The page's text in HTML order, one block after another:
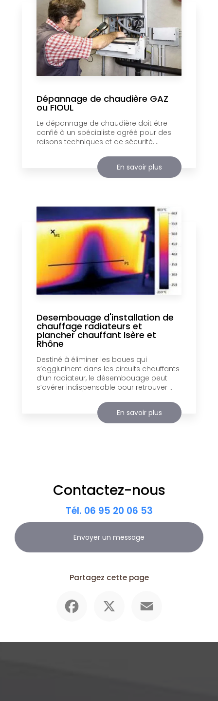
Dépannage de chaudière GAZ
ou FIOUL
Le dépannage de chaudière doit être
confié à un spécialiste agréé pour des
raisons techniques et de sécurité....
En savoir plus
Desembouage d'installation de
chauffage radiateurs et
plancher chauffant Isère et
Rhône
Destiné à éliminer les boues qui
s’agglutinent dans les circuits chauffants
d’un radiateur, le désembouage peut
s’avérer indispensable pour retrouver ...
En savoir plus
Contactez-nous
Tél. 06 95 20 06 53
Envoyer un message
Partagez cette page